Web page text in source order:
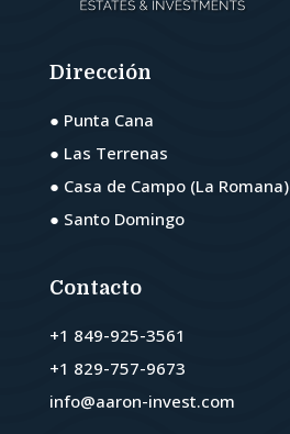
Dirección
● Punta Cana
● Las Terrenas
● Casa de Campo (La Romana)
● Santo Domingo
Contacto
+1 849-925-3561
+1 829-757-9673
info@aaron-invest.com